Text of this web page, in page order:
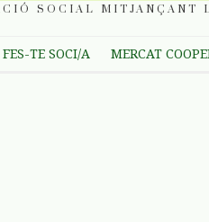
SOCIAL
FES-TE SOCI/A MERCAT